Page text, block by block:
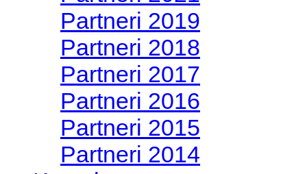
Partneri 2019
Partneri 2018
Partneri 2017
Partneri 2016
Partneri 2015
Partneri 2014